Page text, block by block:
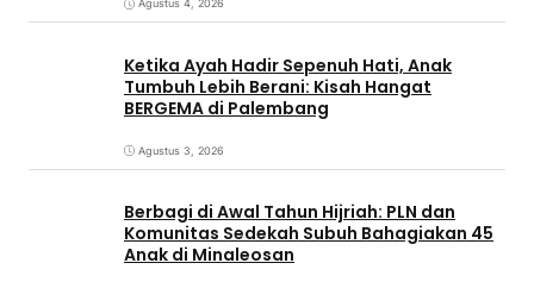
Agustus 4, 2026
Ketika Ayah Hadir Sepenuh Hati, Anak
Tumbuh Lebih Berani: Kisah Hangat
BERGEMA di Palembang
Agustus 3, 2026
Berbagi di Awal Tahun Hijriah: PLN dan
Komunitas Sedekah Subuh Bahagiakan 45
Anak di Minaleosan